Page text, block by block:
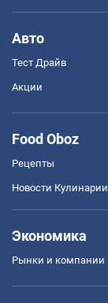
Авто
Тест Драйв
Акции
Food Oboz
Рецепты
Новости Кулинарии
Экономика
Рынки и компании